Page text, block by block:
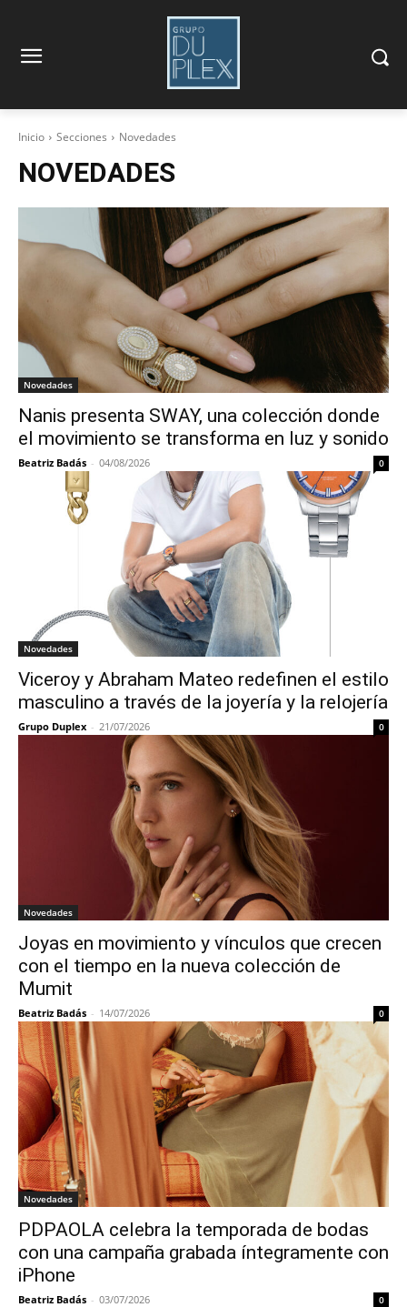
Inicio Secciones Novedades
NOVEDADES
Novedades
Nanis presenta SWAY, una colección donde
el movimiento se transforma en luz y sonido
Beatriz Badás - 04/08/2026 0
Novedades
Viceroy y Abraham Mateo redefinen el estilo
masculino a través de la joyería y la relojería
Grupo Duplex - 21/07/2026 0
Novedades
Joyas en movimiento y vínculos que crecen
con el tiempo en la nueva colección de
Mumit
Beatriz Badás - 14/07/2026 0
Novedades
PDPAOLA celebra la temporada de bodas
con una campaña grabada íntegramente con
iPhone
Beatriz Badás - 03/07/2026 0